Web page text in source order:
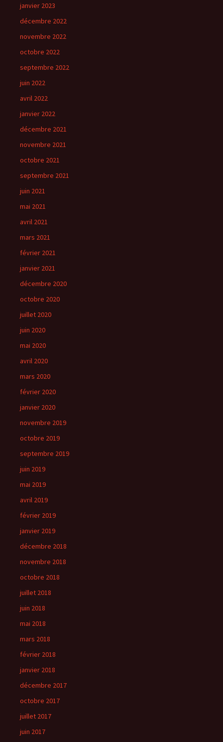
janvier 2023
décembre 2022
novembre 2022
octobre 2022
septembre 2022
juin 2022
avril 2022
janvier 2022
décembre 2021
novembre 2021
octobre 2021
septembre 2021
juin 2021
mai 2021
avril 2021
mars 2021
février 2021
janvier 2021
décembre 2020
octobre 2020
juillet 2020
juin 2020
mai 2020
avril 2020
mars 2020
février 2020
janvier 2020
novembre 2019
octobre 2019
septembre 2019
juin 2019
mai 2019
avril 2019
février 2019
janvier 2019
décembre 2018
novembre 2018
octobre 2018
juillet 2018
juin 2018
mai 2018
mars 2018
février 2018
janvier 2018
décembre 2017
octobre 2017
juillet 2017
juin 2017